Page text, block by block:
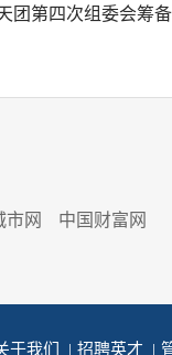
第四次组委会筹
市网
中国财富网
于我们 | 招聘英才 |